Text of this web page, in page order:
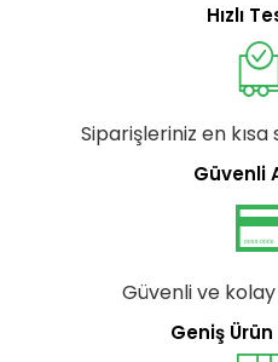
Hızlı
Siparişleriniz en kısa
Güvenli
Güvenli ve
Geniş